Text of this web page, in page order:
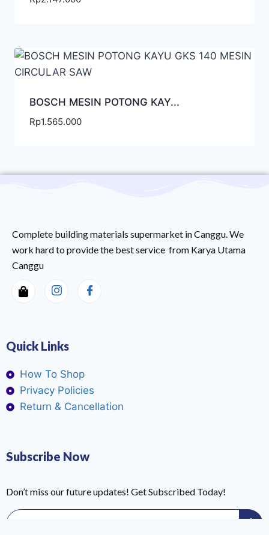
BOSCH MESIN POTONG KAY...
Rp1.565.000
Complete building materials supermarket in Canggu. We
work hard to provide the best service from Karya Utama
Canggu
Quick Links
How To Shop
Privacy Policies
Return & Cancellation
Subscribe Now
Don’t miss our future updates! Get Subscribed Today!